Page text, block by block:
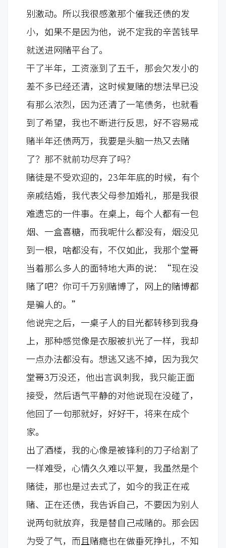
别激动。所以我很感激那个催我还债的发
小，如果不是因为他，说不定我的辛苦钱早
就送进网赌平台了。
干了半年，工资涨到了五千，那会欠发小的
差不多已经还清，这时候复赌的想法早已没
有那么浓烈，因为还清了一笔债务，也就看
到了希望，我也不断进行反思，好不容易戒
赌半年还债两万，我要是头脑一热又去赌
了？那不就前功尽弃了吗？
赌徒是不受欢迎的，23年年底的时候，有个
亲戚结婚，我代表父母参加婚礼，那是我很
难遗忘的一件事。在桌上，每个人都有一包
烟、一盒喜糖，而我呢什么都没有，烟没见
到一根，啥都没有，不仅如此，我那个堂哥
当着那么多人的面特地大声的说：“现在没
赌了吧？你可千万别赌博了，网上的赌博都
是骗人的。”
他说完之后，一桌子人的目光都转移到我身
上，那种感觉像是衣服被扒光了一样，我却
一点办法都没有。想逃又逃不掉，因为我欠
堂哥3万没还，他出言讽刺我，我只能正面
接受，然后语气平静的对他说现在没碰了，
他回了一句那就好，好好干，将来在成个
家。
出了酒楼，我的心像是被锋利的刀子给割了
一样难受，心情久久难以平复，我虽然是个
赌徒，那也是过去式了，如今的我正在戒
赌、正在还债，我告诉自己，不要因为别人
说两句就放弃，我是替自己戒赌的。那会因
为受了气，而且赌瘾也在做垂死挣扎，不知